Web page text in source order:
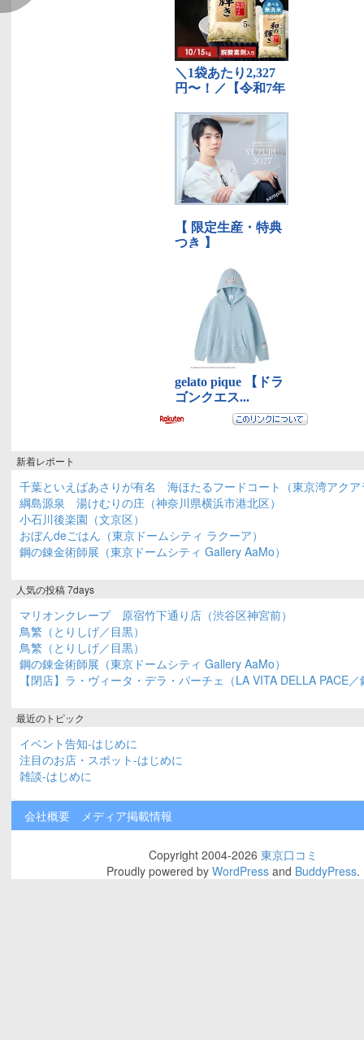
新着レポート
千葉といえばあさりが有名 海ほたるフードコート（東京湾アクア
綱島源泉 湯けむりの庄（神奈川県横浜市港北区）
小石川後楽園（文京区）
おぼんdeごはん（東京ドームシティ ラクーア）
鋼の錬金術師展（東京ドームシティ Gallery AaMo）
人気の投稿 7days
マリオンクレープ 原宿竹下通り店（渋谷区神宮前）
鳥繁（とりしげ／目黒）
鳥繁（とりしげ／目黒）
鋼の錬金術師展（東京ドームシティ Gallery AaMo）
【閉店】ラ・ヴィータ・デラ・パーチェ（LA VITA DELLA PACE
最近のトピック
イベント告知-はじめに
注目のお店・スポット-はじめに
雑談-はじめに
会社概要 メディア掲載情報
Copyright 2004-2026 東京口コミ
Proudly powered by WordPressand BuddyPress.